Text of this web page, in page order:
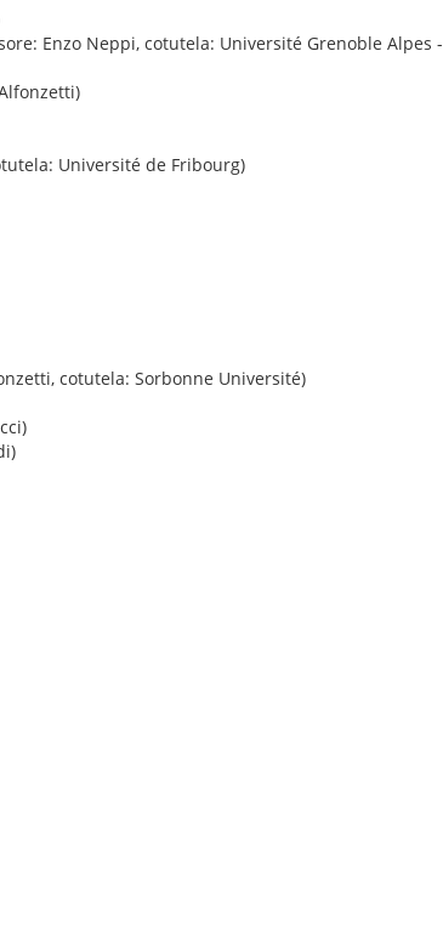
Enzo Neppi, cotutela: Université Grenoble Alpes -
Université de Fribourg)
cotutela: Sorbonne Université)